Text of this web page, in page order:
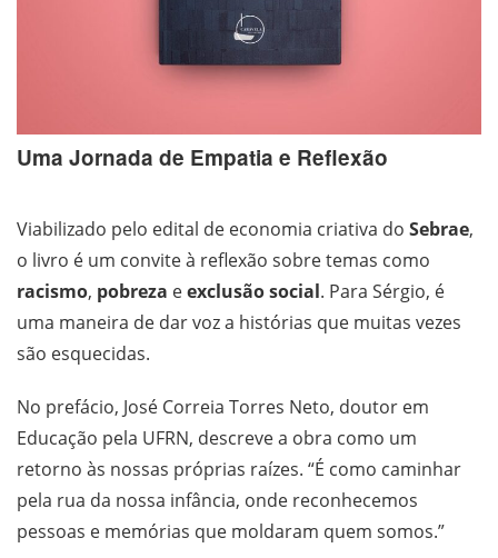
Uma Jornada de Empatia e Reflexão
Viabilizado pelo edital de economia criativa do Sebrae,
o livro é um convite à reflexão sobre temas como
racismo, pobreza eexclusão social. Para Sérgio, é
uma maneira de dar voz a histórias que muitas vezes
são esquecidas.
No prefácio, José Correia Torres Neto, doutor em
Educação pela UFRN, descreve a obra como um
retorno às nossas próprias raízes. “É como caminhar
pela rua da nossa infância, onde reconhecemos
pessoas e memórias que moldaram quem somos.”